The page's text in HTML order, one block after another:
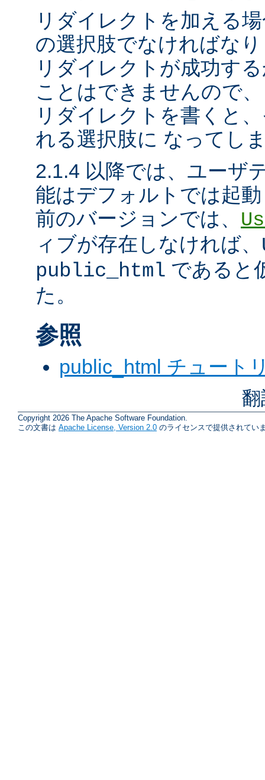
リダイレクトを加える
の選択肢でなければな
リダイレクトが成功す
ことはできませんので
リダイレクトを書くと
れる選択肢に なってし
2.1.4 以降では、ユーザ
能はデフォルトでは起
前のバージョンでは、
ィブが存在しなければ、
public_html であると
た。
参照
public_html チュート
Copyright 2026 The Apache Software Foundation.
この文書は Apache License, Version 2.0 のライセンスで提供されてい